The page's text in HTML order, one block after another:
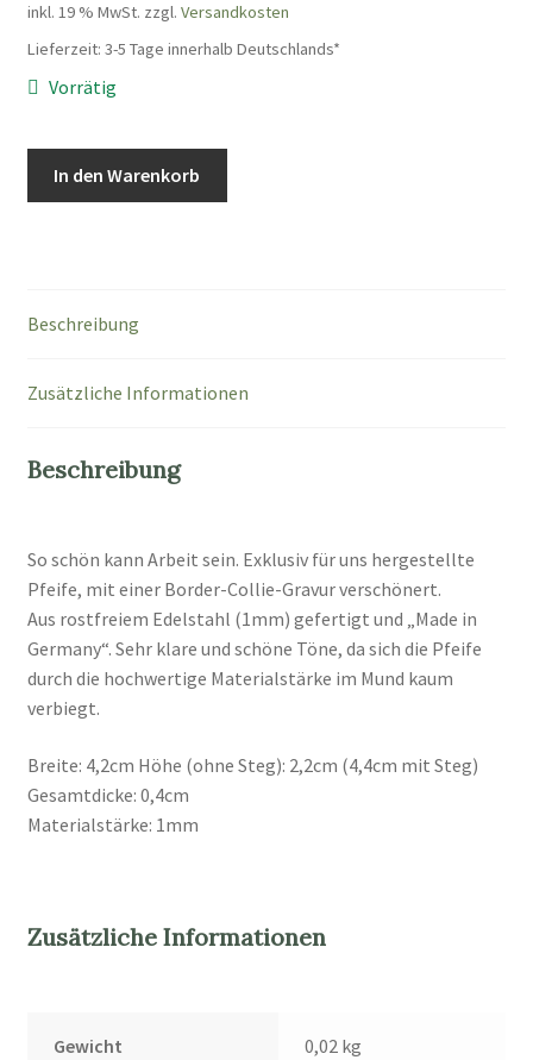
inkl. 19 % MwSt. zzgl. Versandkosten
Lieferzeit: 3-5 Tage innerhalb Deutschlands*
Vorrätig
In den Warenkorb
Beschreibung
Zusätzliche Informationen
Beschreibung
So schön kann Arbeit sein. Exklusiv für uns hergestellte
Pfeife, mit einer Border-Collie-Gravur verschönert.
Aus rostfreiem Edelstahl (1mm) gefertigt und „Made in
Germany“. Sehr klare und schöne Töne, da sich die Pfeife
durch die hochwertige Materialstärke im Mund kaum
verbiegt.
Breite: 4,2cm Höhe (ohne Steg): 2,2cm (4,4cm mit Steg)
Gesamtdicke: 0,4cm
Materialstärke: 1mm
Zusätzliche Informationen
Gewicht 0,02 kg